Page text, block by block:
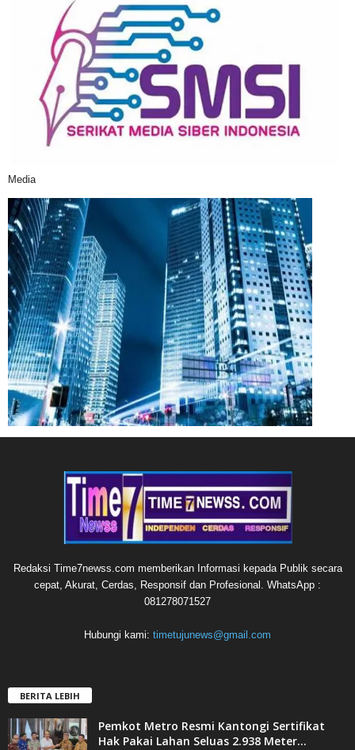
Media
Redaksi Time7newss.com memberikan Informasi kepada Publik secara
cepat, Akurat, Cerdas, Responsif dan Profesional. WhatsApp :
081278071527
Hubungi kami: timetujunews@gmail.com
BERITA LEBIH
Pemkot Metro Resmi Kantongi Sertifikat
Hak Pakai Lahan Seluas 2.938 Meter...